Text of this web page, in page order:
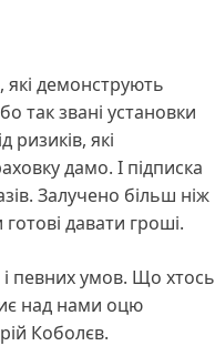
які демонструють
так звані установки
ризиків, які
дамо. І підписка
Залучено більш ніж
давати гроші.
і певних умов. Що хтось
над нами оцю
Коболєв.